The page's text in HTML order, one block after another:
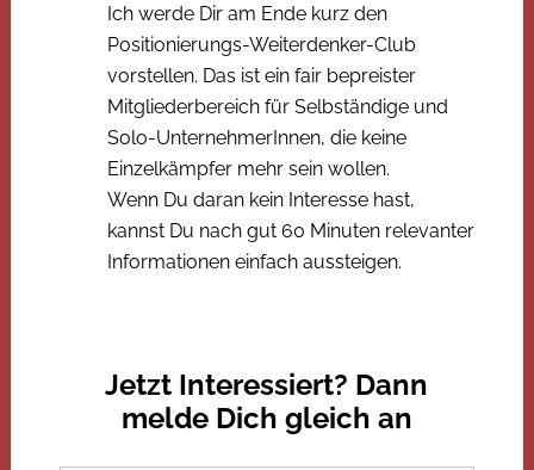
Ich werde Dir am Ende kurz den
Positionierungs-Weiterdenker-Club
vorstellen. Das ist ein fair bepreister
Mitgliederbereich für Selbständige und
Solo-UnternehmerInnen, die keine
Einzelkämpfer mehr sein wollen.
Wenn Du daran kein Interesse hast,
kannst Du nach gut 60 Minuten relevanter
Informationen einfach aussteigen.
Jetzt Interessiert? Dann
melde Dich gleich an